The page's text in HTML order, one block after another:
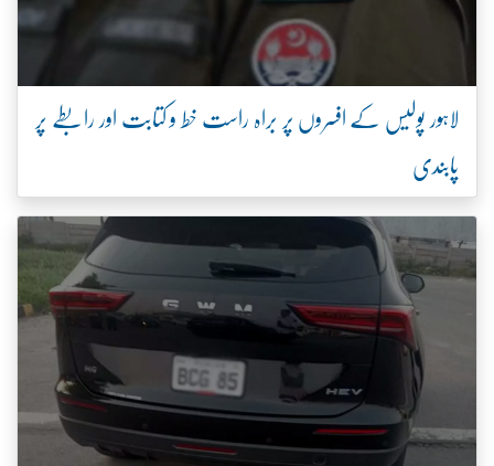
لاہور پولیس کے افسروں پر براہ راست خط و کتابت اور رابطے پر
پابندی